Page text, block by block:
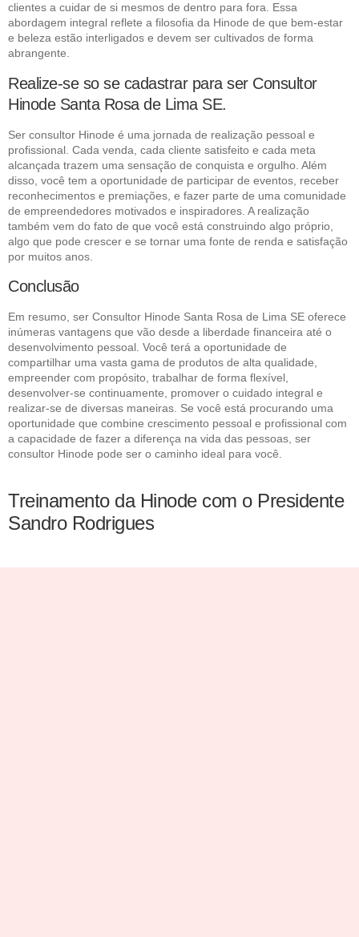
clientes a cuidar de si mesmos de dentro para fora. Essa
abordagem integral reflete a filosofia da Hinode de que bem-estar
e beleza estão interligados e devem ser cultivados de forma
abrangente.
Realize-se so se cadastrar para ser Consultor
Hinode Santa Rosa de Lima SE.
Ser consultor Hinode é uma jornada de realização pessoal e
profissional. Cada venda, cada cliente satisfeito e cada meta
alcançada trazem uma sensação de conquista e orgulho. Além
disso, você tem a oportunidade de participar de eventos, receber
reconhecimentos e premiações, e fazer parte de uma comunidade
de empreendedores motivados e inspiradores. A realização
também vem do fato de que você está construindo algo próprio,
algo que pode crescer e se tornar uma fonte de renda e satisfação
por muitos anos.
Conclusão
Em resumo, ser Consultor Hinode Santa Rosa de Lima SE oferece
inúmeras vantagens que vão desde a liberdade financeira até o
desenvolvimento pessoal. Você terá a oportunidade de
compartilhar uma vasta gama de produtos de alta qualidade,
empreender com propósito, trabalhar de forma flexível,
desenvolver-se continuamente, promover o cuidado integral e
realizar-se de diversas maneiras. Se você está procurando uma
oportunidade que combine crescimento pessoal e profissional com
a capacidade de fazer a diferença na vida das pessoas, ser
consultor Hinode pode ser o caminho ideal para você.
Treinamento da Hinode com o Presidente
Sandro Rodrigues